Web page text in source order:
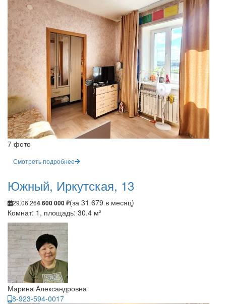
7 фото
Смотреть подробнее
Южный, Иркутская, 13
29.06.264 600 000 ₽(за 31 679 в месяц)
Комнат: 1, площадь: 30.4 м²
Марина Александровна
8-923-594-0017